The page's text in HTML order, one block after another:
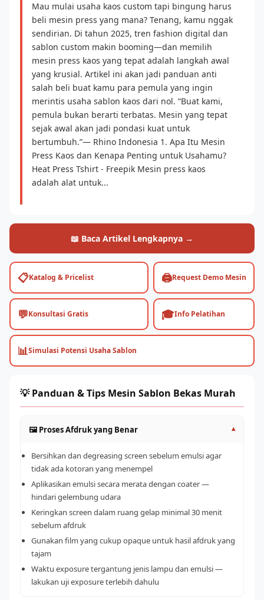
Mau mulai usaha kaos custom tapi bingung harus
beli mesin press yang mana? Tenang, kamu nggak
sendirian. Di tahun 2025, tren fashion digital dan
sablon custom makin booming—dan memilih
mesin press kaos yang tepat adalah langkah awal
yang krusial. Artikel ini akan jadi panduan anti
salah beli buat kamu para pemula yang ingin
merintis usaha sablon kaos dari nol. “Buat kami,
pemula bukan berarti terbatas. Mesin yang tepat
sejak awal akan jadi pondasi kuat untuk
bertumbuh.”— Rhino Indonesia 1. Apa Itu Mesin
Press Kaos dan Kenapa Penting untuk Usahamu?
Heat Press Tshirt - Freepik Mesin press kaos
adalah alat untuk...
📖 Baca Artikel Lengkapnya →
📋Katalog & Pricelist 🖨️Request Demo Mesin
💬Konsultasi Gratis 🎓Info Pelatihan
📊Simulasi Potensi Usaha Sablon
💡 Panduan & Tips Mesin Sablon Bekas Murah
🖼️ Proses Afdruk yang Benar ▾
Bersihkan dan degreasing screen sebelum emulsi agar
tidak ada kotoran yang menempel
Aplikasikan emulsi secara merata dengan coater —
hindari gelembung udara
Keringkan screen dalam ruang gelap minimal 30 menit
sebelum afdruk
Gunakan film yang cukup opaque untuk hasil afdruk yang
tajam
Waktu exposure tergantung jenis lampu dan emulsi —
lakukan uji exposure terlebih dahulu